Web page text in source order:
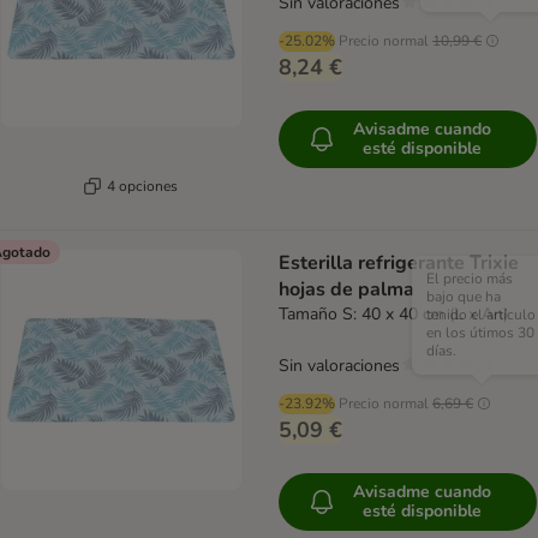
4 opciones
-25.02% Precio normal 10,99 €
8,24 €
Avisadme cuando
esté disponible
Esterilla refrigerante Trixie
hojas de palma
Tamaño S: 40 x 40 cm (L x An)
-23.92% Precio normal 6,69 €
El precio más
bajo que ha
tenido el artículo
en los útimos 30
días.
5,09 €
Sin valoraciones
Avisadme cuando
esté disponible